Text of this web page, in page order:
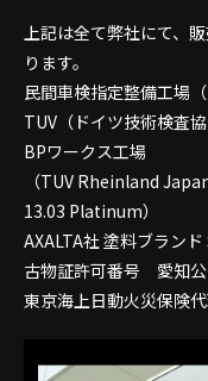
上記は全て弊社にて、
ります。
民間車検指定整備工場
TUV（ドイツ技術検査
BPワークス工場
（TUV Rheinland
13.03 Platinum）
AXALTA社 塗料ブランド
古物証許可番号 愛知
東京海上日動火災保険